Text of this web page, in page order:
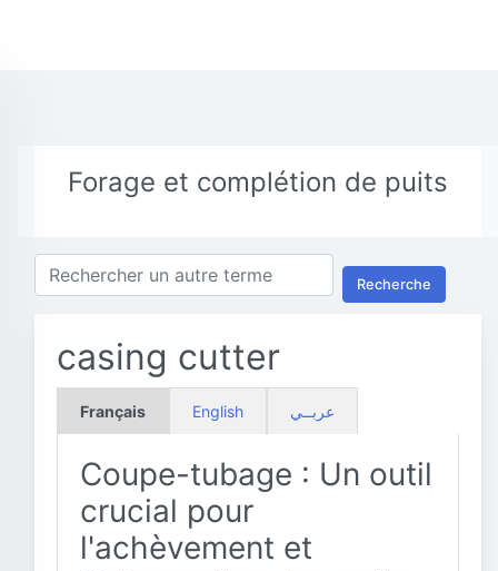
Forage et complétion de puits
Recherche
casing cutter
Français English عربــي
Coupe-tubage : Un outil
crucial pour
l'achèvement et